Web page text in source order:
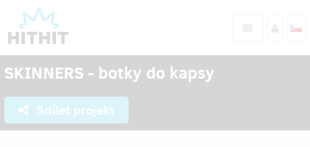
SKINNERS - botky do kapsy
Sdílet projekt